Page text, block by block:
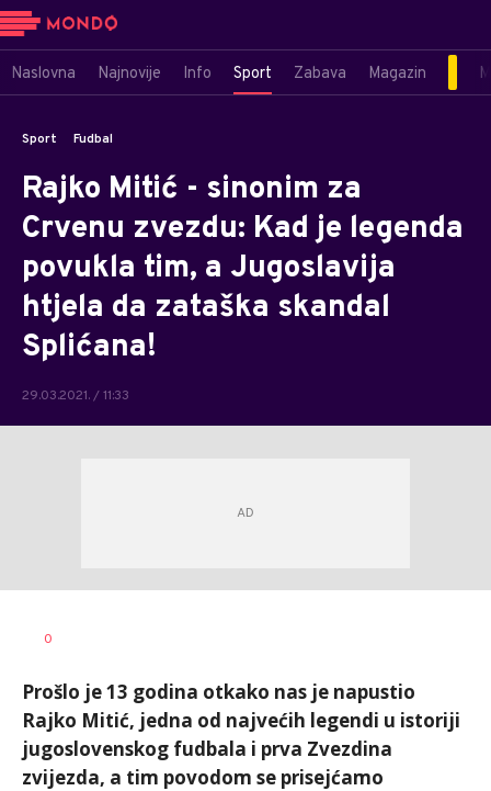
Naslovna Najnovije Info Sport Zabava Magazin
Sport Fudbal
Rajko Mitić - sinonim za
Crvenu zvezdu: Kad je legenda
povukla tim, a Jugoslavija
htjela da zataška skandal
Splićana!
29.03.2021. / 11:33
AUTOR
0
Prošlo je 13 godina otkako nas je napustio
Rajko Mitić, jedna od najvećih legendi u istoriji
jugoslovenskog fudbala i prva Zvezdina
zvijezda, a tim povodom se prisejćamo